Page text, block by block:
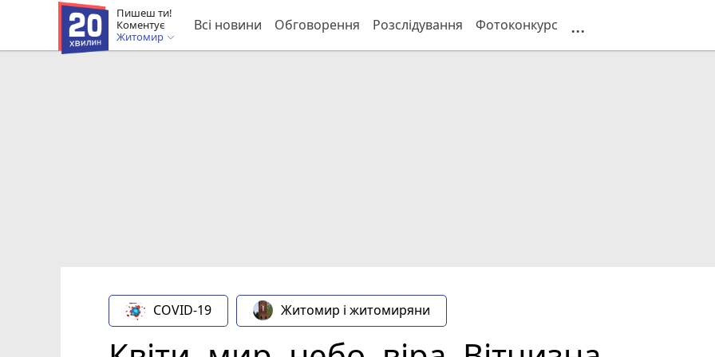
Пишеш ти!
Коментує
Житомир
Всі новини Обговорення Розслідування Фотоконкурс ...
COVID-19 Житомир і житомиряни